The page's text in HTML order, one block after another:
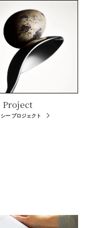
Project
ー プロジェクト